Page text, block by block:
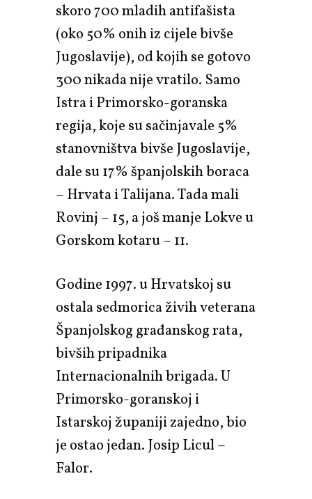
skoro 700 mladih antifašista
(oko 50% onih iz cijele bivše
Jugoslavije), od kojih se gotovo
300 nikada nije vratilo. Samo
Istra i Primorsko-goranska
regija, koje su sačinjavale 5%
stanovništva bivše Jugoslavije,
dale su 17% španjolskih boraca
– Hrvata i Talijana. Tada mali
Rovinj – 15, a još manje Lokve u
Gorskom kotaru – 11.
Godine 1997. u Hrvatskoj su
ostala sedmorica živih veterana
Španjolskog građanskog rata,
bivših pripadnika
Internacionalnih brigada. U
Primorsko-goranskoj i
Istarskoj županiji zajedno, bio
je ostao jedan. Josip Licul –
Falor.